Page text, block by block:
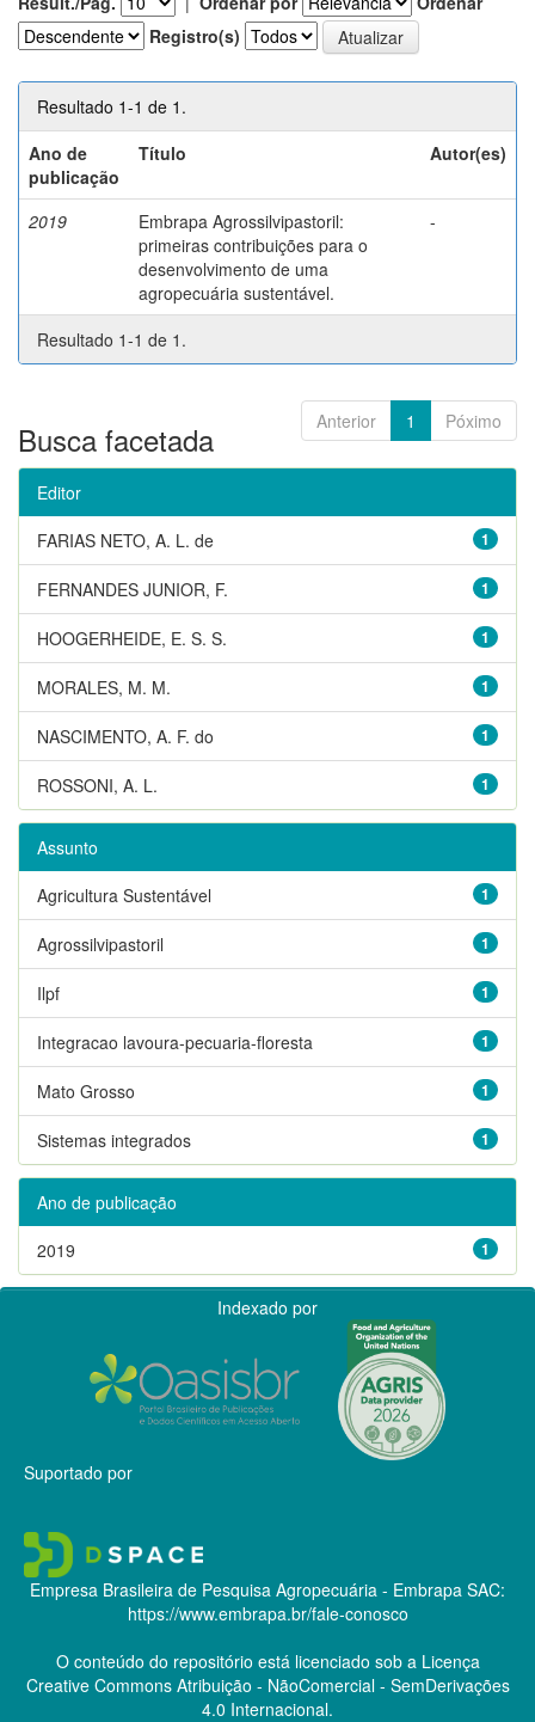
Registro(s)
Resultado 1-1 de 1.
Ano de
publicação
Título Autor(es)
2019
Embrapa Agrossilvipastoril:
primeiras contribuições para o
desenvolvimento de uma
agropecuária sustentável.
-
Resultado 1-1 de 1.
Anterior 1 Póximo
Busca facetada
Editor
1
FARIAS NETO, A. L. de
1
FERNANDES JUNIOR, F.
1
HOOGERHEIDE, E. S. S.
1
MORALES, M. M.
1
NASCIMENTO, A. F. do
1
ROSSONI, A. L.
Assunto
1
Agricultura Sustentável
1
Agrossilvipastoril
1
Ilpf
1
Integracao lavoura-pecuaria-floresta
1
Mato Grosso
1
Sistemas integrados
Ano de publicação
1
2019
Indexado por
Suportado por
Empresa Brasileira de Pesquisa Agropecuária - Embrapa SAC:
https://www.embrapa.br/fale-conosco
O conteúdo do repositório está licenciado sob a Licença
Creative CommonsAtribuição - NãoComercial - SemDerivações
4.0 Internacional.